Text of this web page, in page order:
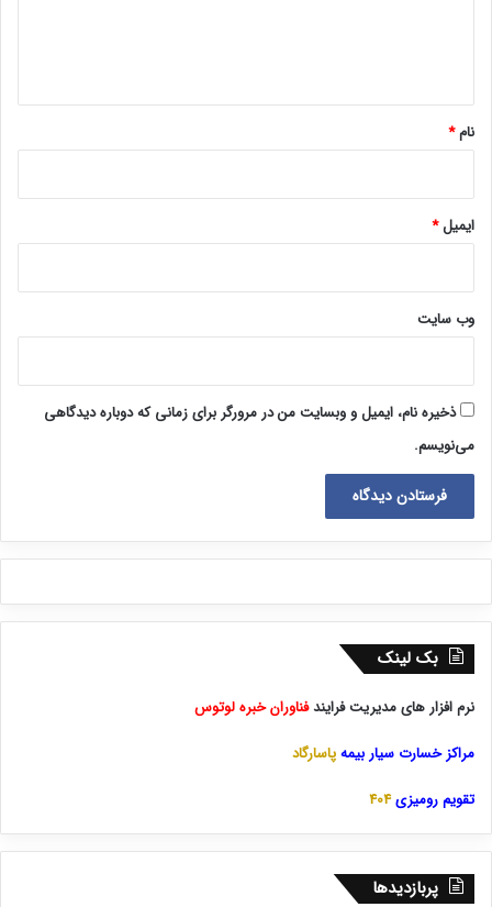
نام*
ایمیل*
وب‌ سایت
ذخیره نام، ایمیل و وبسایت من در مرورگر برای زمانی که دوباره دیدگاهی
می‌نویسم.
بک لینک
نرم افزار های مدیریت فرایندفناوران خبره لوتوس
مراکز خسارت سیار بیمهپاسارگاد
تقویم رومیزی404
پربازدیدها